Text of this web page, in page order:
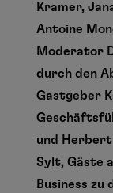
Kramer,
Antoine
Moderator
durch den
Gastgeber
und Herbert
Sylt, Gäste
Business